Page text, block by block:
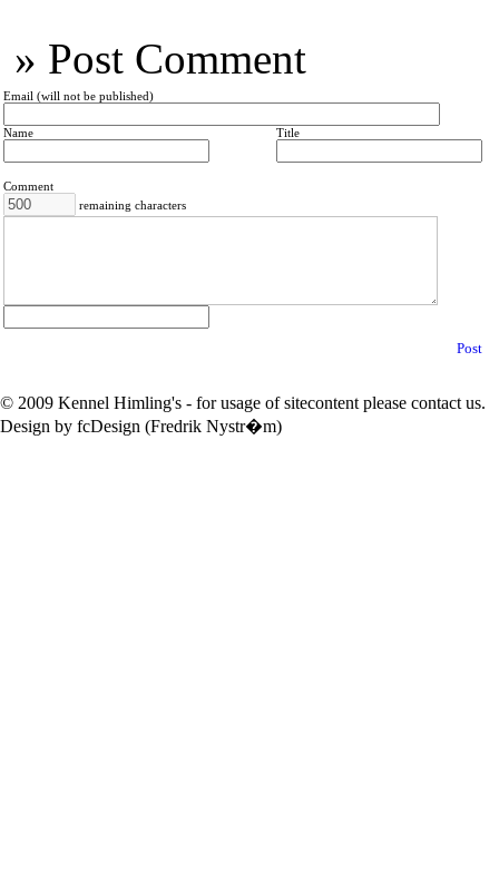
» Post Comment
Email (will not be published)
Name Title
Comment
remaining characters
Post
© 2009 Kennel Himling's - for usage of sitecontent please contact us.
Design by fcDesign (Fredrik Nystr�m)